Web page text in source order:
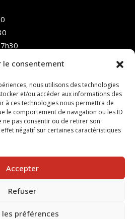
le consentement
nous utilisons des technologies
et/ou accéder aux informations des
à ces technologies nous permettra de
le comportement de navigation ou les ID
ne pas consentir ou de retirer son
négatif sur certaines caractéristiques
Accepter
Refuser
les préférences
- TOUS DROITS RÉSERVÉS -
PAR :INGÉNIERIE TECH